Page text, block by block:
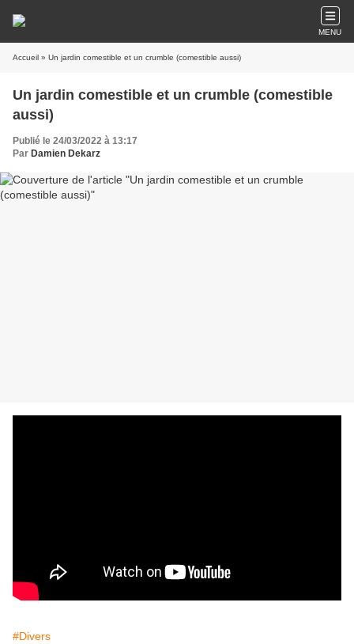
MENU
Accueil » Un jardin comestible et un crumble (comestible aussi)
Un jardin comestible et un crumble (comestible
aussi)
Publié le 24/03/2022 à 13:17
Par Damien Dekarz
#Divers